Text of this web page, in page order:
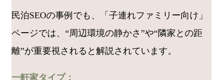
民泊SEOの事例でも、「子連れファミリー向け」
ページでは、“周辺環境の静かさ”や“隣家との距
離”が重要視されると解説されています。
一軒家タイプ：